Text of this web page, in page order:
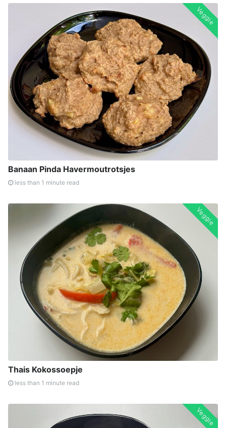
Veggie
Banaan Pinda Havermoutrotsjes
less than 1 minute read
Veggie
Thais Kokossoepje
less than 1 minute read
Veggie